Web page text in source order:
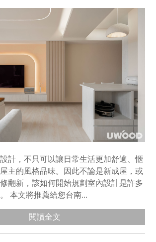
計，不只可以讓日常生活更加舒適、愜
主的風格品味。因此不論是新成屋，或
翻新，該如何開始規劃室內設計是許多
本文將推薦給您台南...
閱讀全文